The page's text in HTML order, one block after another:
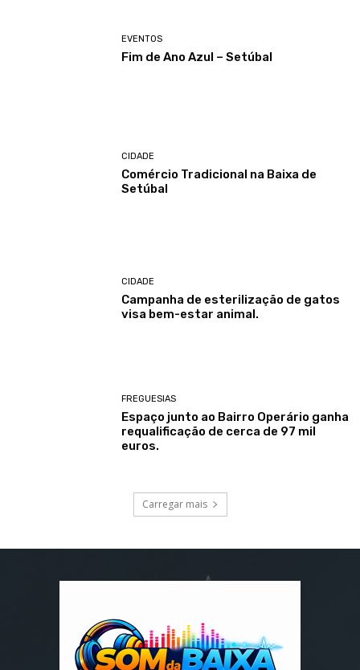
EVENTOS
Fim de Ano Azul – Setúbal
CIDADE
Comércio Tradicional na Baixa de
Setúbal
CIDADE
Campanha de esterilização de gatos
visa bem-estar animal.
FREGUESIAS
Espaço junto ao Bairro Operário ganha
requalificação de cerca de 97 mil
euros.
Carregar mais